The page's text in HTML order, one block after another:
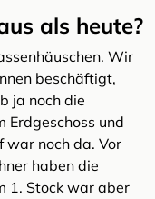
als heute?
Wir
beschäftigt,
ja noch die
Erdgeschoss und
war noch da. Vor
haben die
1. Stock war aber